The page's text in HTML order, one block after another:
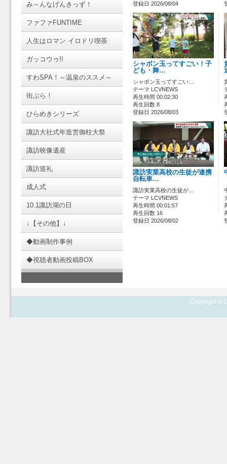
み～んなげんきっず！
ファファFUNTIME
人生はロマン イロドリ喫茶
ガッコウゥ!!
すわSPA！～温泉のススメ～
街ぶら！
ひらめきシリーズ
諏訪大社式年造営御柱大祭
諏訪映像遺産
諏訪巡礼
成人式
10.1諏訪湖の日
↓【その他】↓
◆動画制作事例
◆視聴者動画投稿BOX
登録日 2026/08/04
シャボン玉ってすごい！子
ども・舞…
シャボン玉ってすごい…
テーマ LCVNEWS
再生時間 00:02:30
再生回数 8
登録日 2026/08/03
諏訪実業高校の生徒が連携
自転車…
諏訪実業高校の生徒が…
テーマ LCVNEWS
再生時間 00:01:57
再生回数 16
登録日 2026/08/02
Copyright ©